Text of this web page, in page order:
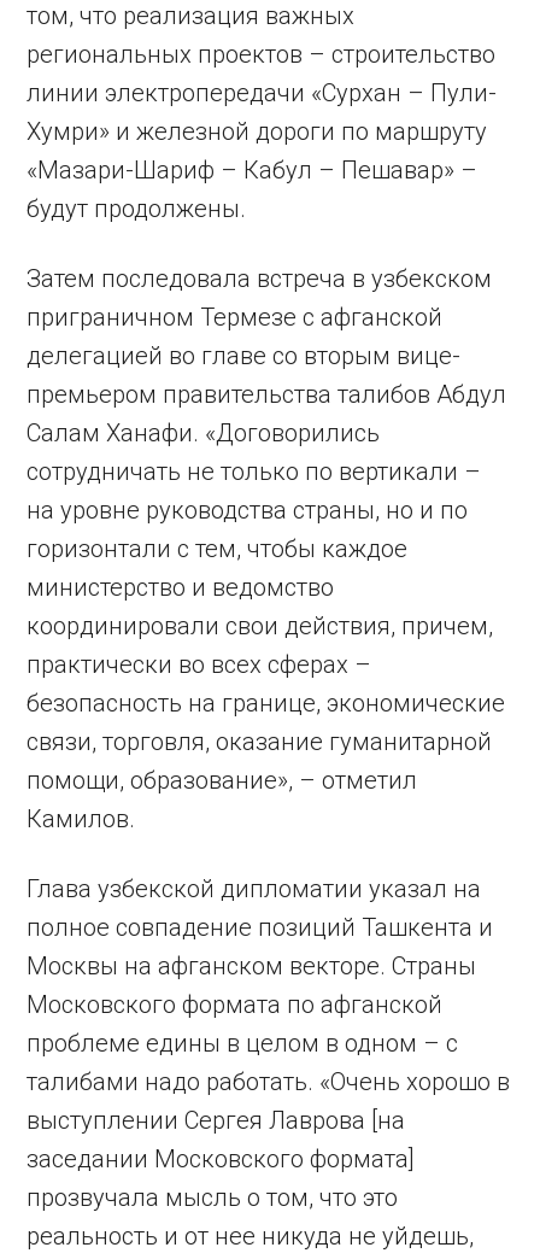
том, что реализация важных
региональных проектов – строительство
линии электропередачи «Сурхан – Пули-
Хумри» и железной дороги по маршруту
«Мазари-Шариф – Кабул – Пешавар» –
будут продолжены.
Затем последовала встреча в узбекском
приграничном Термезе с афганской
делегацией во главе со вторым вице-
премьером правительства талибов Абдул
Салам Ханафи. «Договорились
сотрудничать не только по вертикали –
на уровне руководства страны, но и по
горизонтали с тем, чтобы каждое
министерство и ведомство
координировали свои действия, причем,
практически во всех сферах –
безопасность на границе, экономические
связи, торговля, оказание гуманитарной
помощи, образование», – отметил
Камилов.
Глава узбекской дипломатии указал на
полное совпадение позиций Ташкента и
Москвы на афганском векторе. Страны
Московского формата по афганской
проблеме едины в целом в одном – с
талибами надо работать. «Очень хорошо в
выступлении Сергея Лаврова [на
заседании Московского формата]
прозвучала мысль о том, что это
реальность и от нее никуда не уйдешь,